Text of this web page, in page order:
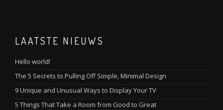
LAATSTE NIEUWS
Hello world!
The 5 Secrets to Pulling Off Simple, Minimal Design
9 Unique and Unusual Ways to Display Your TV
5 Things That Take a Room from Good to Great